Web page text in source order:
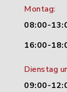
Montag:
08:00-
16:00-
Dienstag
09:00-